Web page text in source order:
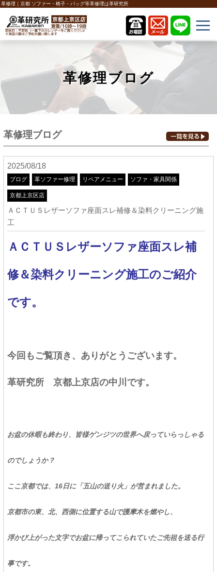
革修理｜京都 ソファー・椅子・バッグ等革修理は革研究所
革修理ブログ
革修理ブログ
2025/08/18
ブログ 革ソファー修理 リペアメニュー ソファ・家具関係
京都上京区店
ＡＣＴＵＳレザーソファ座面スレ補修＆染料クリーニング施
工
ＡＣＴＵＳレザーソファ座面スレ補
修＆染料クリーニング施工のご紹介
です。
今回もご覧頂き、ありがとうございます。
革研究所 京都上京店の中川です。
お盆の休暇も終わり、皆様ゲンジツの世界へ戻っていらっしゃる
のでしょうか？
ここ京都では、16日に「五山の送り火」が営まれました。
京都市の東、北、西側に位置する山で護摩木を燃やし、
浮かび上がった文字でお盆に帰ってこられていたご先祖を送る行
事です。